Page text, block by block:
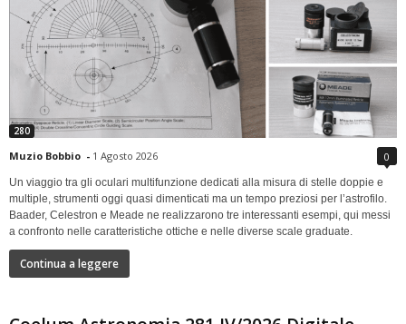
280
Muzio Bobbio - 1 Agosto 2026 0
Un viaggio tra gli oculari multifunzione dedicati alla misura di stelle doppie e
multiple, strumenti oggi quasi dimenticati ma un tempo preziosi per l’astrofilo.
Baader, Celestron e Meade ne realizzarono tre interessanti esempi, qui messi
a confronto nelle caratteristiche ottiche e nelle diverse scale graduate.
Continua a leggere